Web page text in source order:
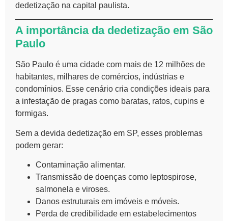
dedetização na capital paulista.
A importância da dedetização em São
Paulo
São Paulo é uma cidade com mais de 12 milhões de
habitantes, milhares de comércios, indústrias e
condomínios. Esse cenário cria condições ideais para
a infestação de pragas como baratas, ratos, cupins e
formigas.
Sem a devida dedetização em SP, esses problemas
podem gerar:
Contaminação alimentar.
Transmissão de doenças como leptospirose,
salmonela e viroses.
Danos estruturais em imóveis e móveis.
Perda de credibilidade em estabelecimentos